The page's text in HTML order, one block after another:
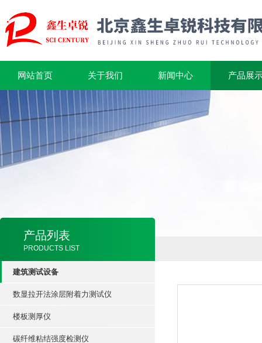
网站首页 关于我们 新闻中心 产品展
产品列表
PRODUCTS LIST
建筑测试设备
数显拉开法涂层附着力测试仪
楼板测厚仪
碳纤维粘结强度检测仪